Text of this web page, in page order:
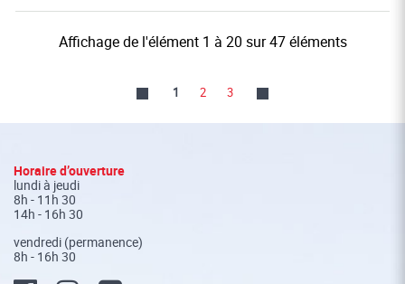
Affichage de l'élément 1 à 20 sur 47 éléments
1 2 3
Fusszeile
Horaire d’ouverture
lundi à jeudi
8h - 11h 30
14h - 16h 30
vendredi (permanence)
8h - 16h 30